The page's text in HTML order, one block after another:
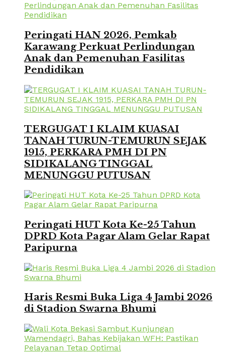
Peringati HAN 2026, Pemkab
Karawang Perkuat Perlindungan
Anak dan Pemenuhan Fasilitas
Pendidikan
TERGUGAT I KLAIM KUASAI
TANAH TURUN-TEMURUN SEJAK
1915, PERKARA PMH DI PN
SIDIKALANG TINGGAL
MENUNGGU PUTUSAN
Peringati HUT Kota Ke-25 Tahun
DPRD Kota Pagar Alam Gelar Rapat
Paripurna
Haris Resmi Buka Liga 4 Jambi 2026
di Stadion Swarna Bhumi